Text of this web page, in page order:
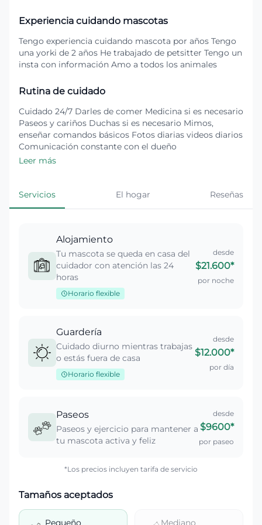
Experiencia cuidando mascotas
Tengo experiencia cuidando mascota por años Tengo
una yorki de 2 años He trabajado de petsitter Tengo un
insta con información Amo a todos los animales
Rutina de cuidado
Cuidado 24/7 Darles de comer Medicina si es necesario
Paseos y cariños Duchas si es necesario Mimos,
enseñar comandos básicos Fotos diarias videos diarios
Comunicación constante con el dueño
Leer más
Servicios El hogar Reseñas
Alojamiento
Tu mascota se queda en casa del
cuidador con atención las 24
horas
Horario flexible
desde
$21.600*
por noche
Guardería
Cuidado diurno mientras trabajas
o estás fuera de casa
Horario flexible
desde
$12.000*
por día
Paseos
Paseos y ejercicio para mantener a
tu mascota activa y feliz
desde
$9600*
por paseo
*Los precios incluyen tarifa de servicio
Tamaños aceptados
Pequeño Mediano